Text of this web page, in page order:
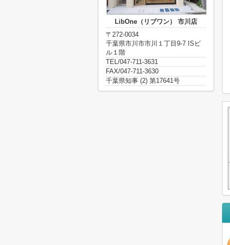
LibOne（リブワン） 市川店
〒272-0034
千葉県市川市市川１丁目9-7 ISビ
ル１階
TEL/047-711-3631
FAX/047-711-3630
千葉県知事 (2) 第17641号